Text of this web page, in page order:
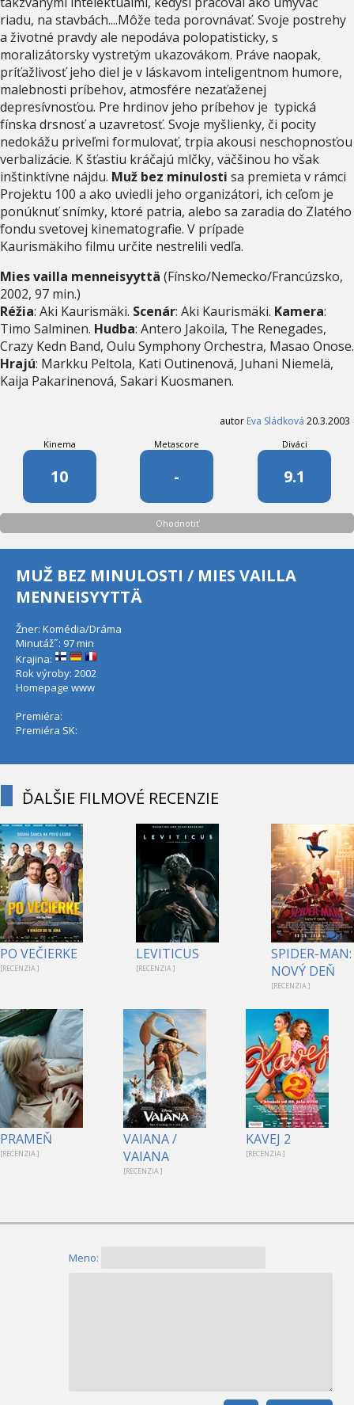
riadu, na stavbách....Môže teda porovnávať. Svoje postrehy
a životné pravdy ale nepodáva polopatisticky, s
moralizátorsky vystretým ukazovákom. Práve naopak,
príťažlivosť jeho diel je v láskavom inteligentnom humore,
malebnosti príbehov, atmosfére nezaťaženej
depresívnosťou. Pre hrdinov jeho príbehov je typická
fínska drsnosť a uzavretosť. Svoje myšlienky, či pocity
nedokážu priveľmi formulovať, trpia akousi neschopnosťou
verbalizácie. K šťastiu kráčajú mlčky, väčšinou ho však
inštinktívne nájdu. Muž bez minulosti sa premieta v rámci
Projektu 100 a ako uviedli jeho organizátori, ich ceľom je
ponúknuť snímky, ktoré patria, alebo sa zaradia do Zlatého
fondu svetovej kinematografie. V prípade
Kaurismäkiho filmu určite nestrelili vedľa.
Mies vailla menneisyyttä (Fínsko/Nemecko/Francúzsko,
2002, 97 min.)
Réžia: Aki Kaurismäki. Scenár: Aki Kaurismäki. Kamera:
Timo Salminen. Hudba: Antero Jakoila, The Renegades,
Crazy Kedn Band, Oulu Symphony Orchestra, Masao Onose.
Hrajú: Markku Peltola, Kati Outinenová, Juhani Niemelä,
Kaija Pakarinenová, Sakari Kuosmanen.
autor Eva Sládková 20.3.2003
Kinema
10
Metascore
-
Diváci
9.1
Ohodnotiť
MUŽ BEZ MINULOSTI / MIES VAILLA
MENNEISYYTTÄ
Žner: Komédia/Dráma
Minutáž˝: 97 min
Krajina:
Rok výroby: 2002
Homepage www
Premiéra:
Premiéra SK:
ĎALŠIE FILMOVÉ RECENZIE
PO VEČIERKE
[RECENZIA ]
LEVITICUS
[RECENZIA ]
1
SPIDER-MAN:
NOVÝ DEŇ
[RECENZIA ]
PRAMEŇ
[RECENZIA ]
VAIANA /
VAIANA
[RECENZIA ]
KAVEJ 2
[RECENZIA ]
Meno: